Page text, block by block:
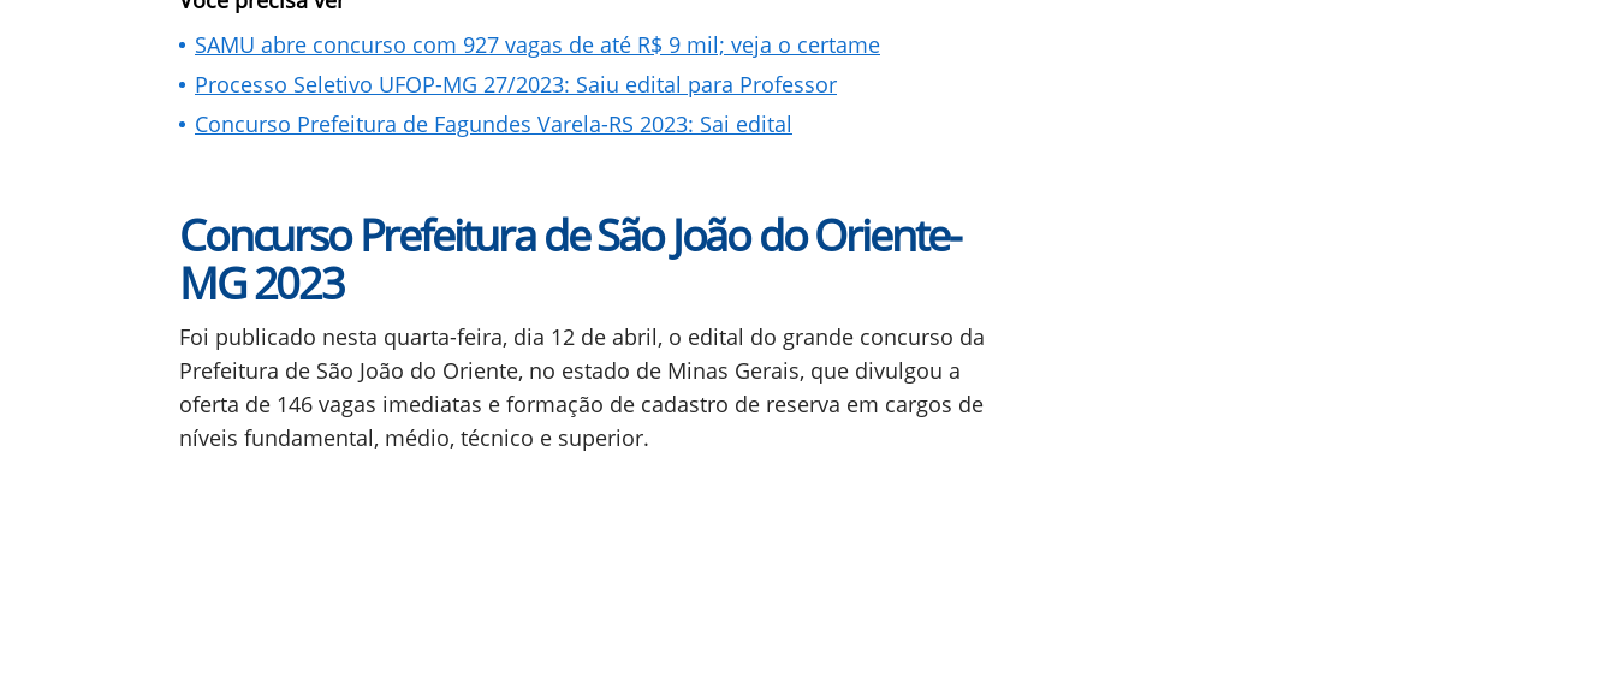
SAMU abre concurso com 927 vagas de até R$ 9 mil; veja o certame
Processo Seletivo UFOP-MG 27/2023: Saiu edital para Professor
Concurso Prefeitura de Fagundes Varela-RS 2023: Sai edital
Concurso Prefeitura de São João do Oriente-
MG 2023
Foi publicado nesta quarta-feira, dia 12 de abril, o edital do grande concurso da
Prefeitura de São João do Oriente, no estado de Minas Gerais, que divulgou a
oferta de 146 vagas imediatas e formação de cadastro de reserva em cargos de
níveis fundamental, médio, técnico e superior.